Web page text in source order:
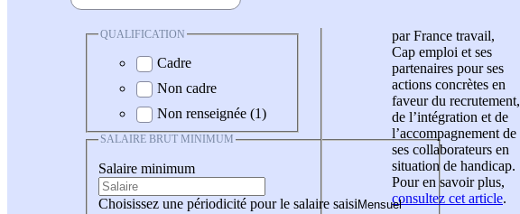
QUALIFICATION
Cadre
Non cadre
Non renseignée (1)
SALAIRE BRUT MINIMUM
Salaire minimum
Choisissez une périodicité pour le salaire saisi
par France travail,
Cap emploi et ses
partenaires pour ses
actions concrètes en
faveur du recrutement,
de l’intégration et de
l’accompagnement de
ses collaborateurs en
situation de handicap.
Pour en savoir plus,
consultez cet article.